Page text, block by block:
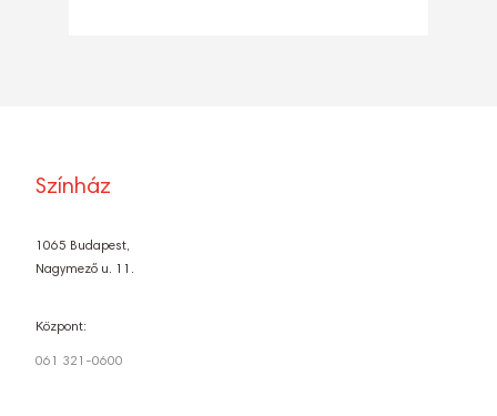
Színház
1065 Budapest,
Nagymező u. 11.
Központ:
061 321-0600